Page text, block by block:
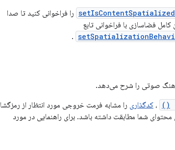
را فراخوانی کنید تا صدا
فضاسازی با فراخوانی تابع
.
آهنگ صوتی را شرح می‌دهد.
، کدگذاری را مشابه فرمت خروجی مورد انتظار از رمزگشا
محتوای شما مطابقت داشته باشد. برای راهنمایی در مورد